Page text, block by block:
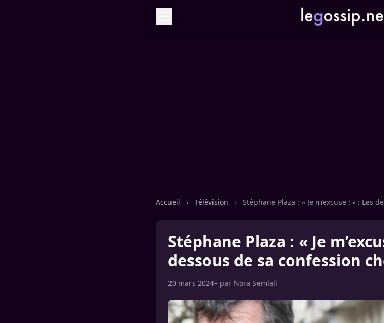
Accueil › Télévision › Stéphane Plaza : « Je m’excuse ! » : Les
Stéphane Plaza : « Je
dessous de sa confession
20 mars 2024– par Nora Semlali